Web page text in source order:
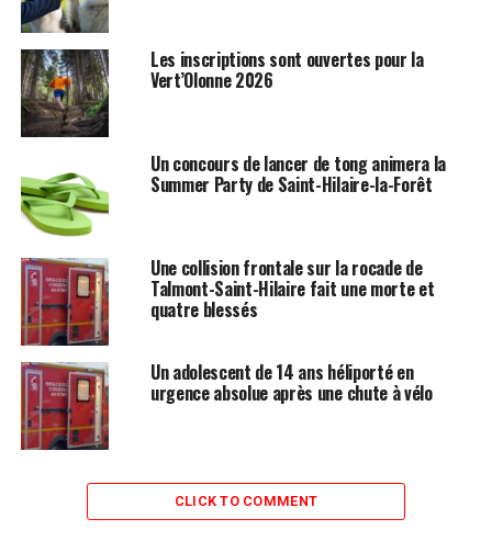
Les inscriptions sont ouvertes pour la
Vert’Olonne 2026
Un concours de lancer de tong animera la
Summer Party de Saint-Hilaire-la-Forêt
Une collision frontale sur la rocade de
Talmont-Saint-Hilaire fait une morte et
quatre blessés
Un adolescent de 14 ans héliporté en
urgence absolue après une chute à vélo
CLICK TO COMMENT